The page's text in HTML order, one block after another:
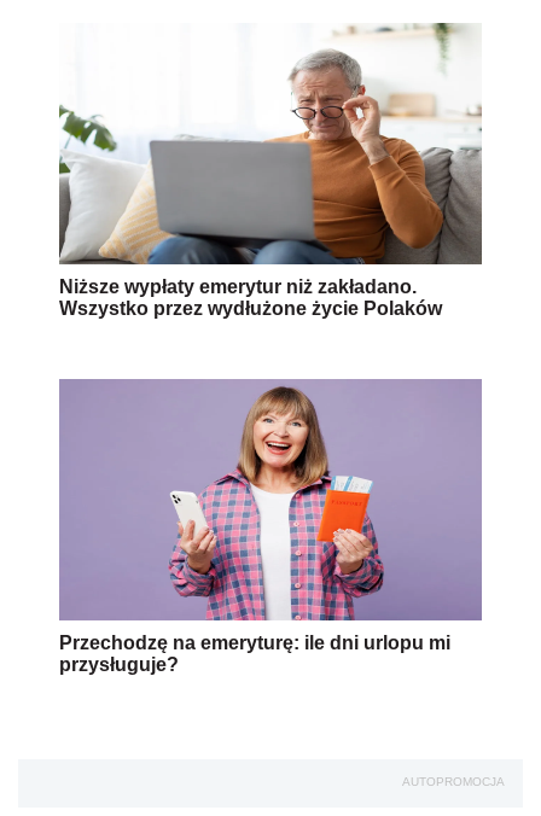
Niższe wypłaty emerytur niż zakładano.
Wszystko przez wydłużone życie Polaków
Przechodzę na emeryturę: ile dni urlopu mi
przysługuje?
AUTOPROMOCJA